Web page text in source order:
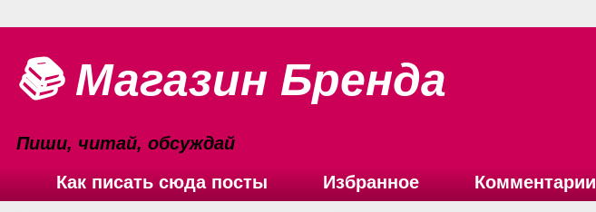
📚 Магазин Бренда
Пиши, читай, обсуждай
Как писать сюда посты
Избранное Комментарии